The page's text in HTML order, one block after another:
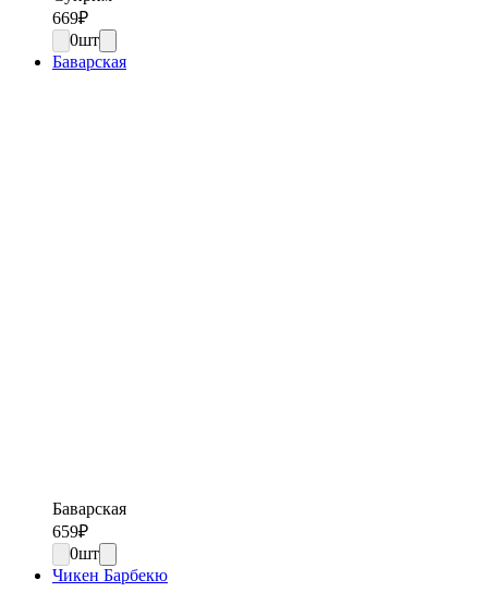
669₽
0шт
Баварская
Баварская
659₽
0шт
Чикен Барбекю